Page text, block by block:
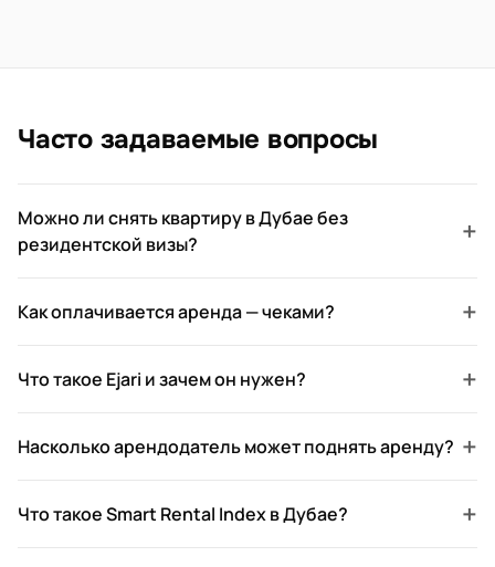
Часто задаваемые вопросы
Можно ли снять квартиру в Дубае без
резидентской визы?
+
Как оплачивается аренда — чеками? +
Что такое Ejari и зачем он нужен? +
Насколько арендодатель может поднять аренду? +
Что такое Smart Rental Index в Дубае? +